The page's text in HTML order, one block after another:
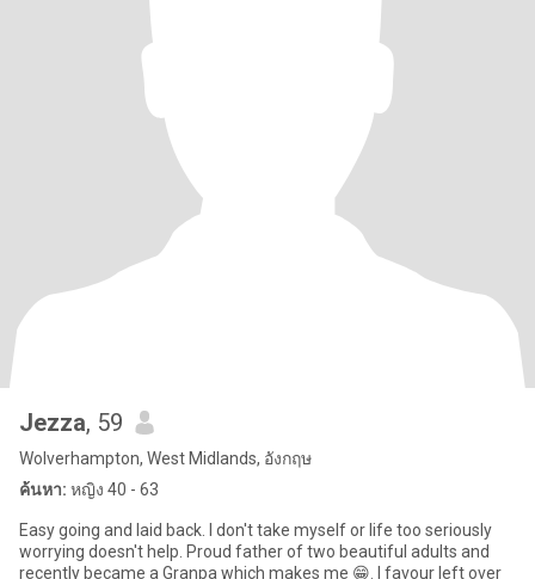
Jezza, 59
Wolverhampton, West Midlands, อังกฤษ
ค้นหา: หญิง 40 - 63
Easy going and laid back. I don't take myself or life too seriously
worrying doesn't help. Proud father of two beautiful adults and
recently became a Granpa which makes me 😁. I favour left over